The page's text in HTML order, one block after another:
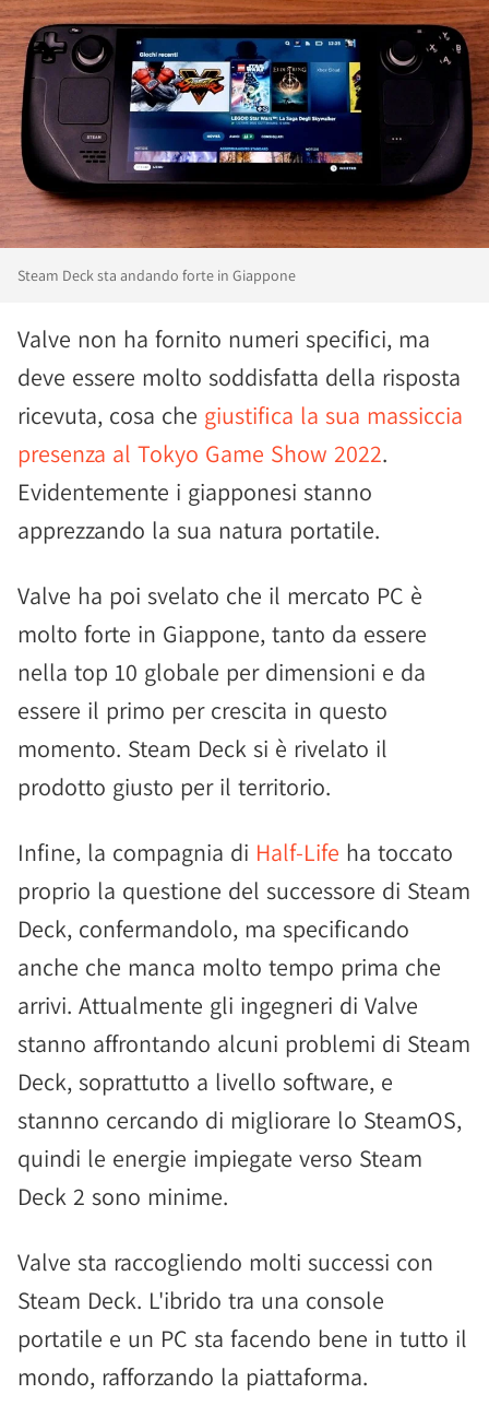
Steam Deck sta andando forte in Giappone
Valve non ha fornito numeri specifici, ma
deve essere molto soddisfatta della risposta
ricevuta, cosa che giustifica la sua massiccia
presenza al Tokyo Game Show 2022.
Evidentemente i giapponesi stanno
apprezzando la sua natura portatile.
Valve ha poi svelato che il mercato PC è
molto forte in Giappone, tanto da essere
nella top 10 globale per dimensioni e da
essere il primo per crescita in questo
momento. Steam Deck si è rivelato il
prodotto giusto per il territorio.
Infine, la compagnia di Half-Life ha toccato
proprio la questione del successore di Steam
Deck, confermandolo, ma specificando
anche che manca molto tempo prima che
arrivi. Attualmente gli ingegneri di Valve
stanno affrontando alcuni problemi di Steam
Deck, soprattutto a livello software, e
stannno cercando di migliorare lo SteamOS,
quindi le energie impiegate verso Steam
Deck 2 sono minime.
Valve sta raccogliendo molti successi con
Steam Deck. L'ibrido tra una console
portatile e un PC sta facendo bene in tutto il
mondo, rafforzando la piattaforma.